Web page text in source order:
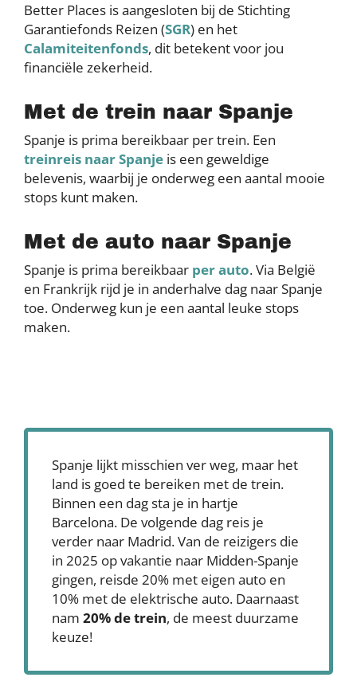
Better Places is aangesloten bij de Stichting
Garantiefonds Reizen (SGR) en het
Calamiteitenfonds, dit betekent voor jou
financiële zekerheid.
Met de trein naar Spanje
Spanje is prima bereikbaar per trein. Een
treinreis naar Spanje is een geweldige
belevenis, waarbij je onderweg een aantal mooie
stops kunt maken.
Met de auto naar Spanje
Spanje is prima bereikbaar per auto. Via België
en Frankrijk rijd je in anderhalve dag naar Spanje
toe. Onderweg kun je een aantal leuke stops
maken.
Spanje lijkt misschien ver weg, maar het
land is goed te bereiken met de trein.
Binnen een dag sta je in hartje
Barcelona. De volgende dag reis je
verder naar Madrid. Van de reizigers die
in 2025 op vakantie naar Midden-Spanje
gingen, reisde 20% met eigen auto en
10% met de elektrische auto. Daarnaast
nam 20% de trein, de meest duurzame
keuze!